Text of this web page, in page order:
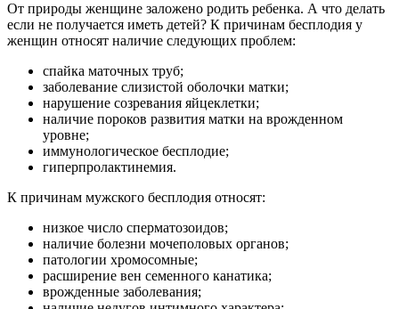
От природы женщине заложено родить ребенка. А что делать
если не получается иметь детей? К причинам бесплодия у
женщин относят наличие следующих проблем:
спайка маточных труб;
заболевание слизистой оболочки матки;
нарушение созревания яйцеклетки;
наличие пороков развития матки на врожденном
уровне;
иммунологическое бесплодие;
гиперпролактинемия.
К причинам мужского бесплодия относят:
низкое число сперматозоидов;
наличие болезни мочеполовых органов;
патологии хромосомные;
расширение вен семенного канатика;
врожденные заболевания;